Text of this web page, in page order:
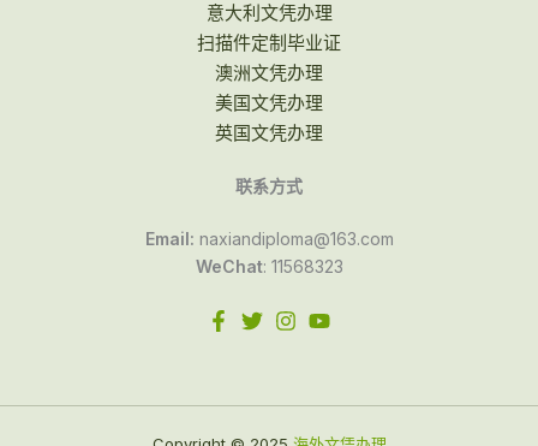
意大利文凭办理
扫描件定制毕业证
澳洲文凭办理
美国文凭办理
英国文凭办理
联系方式
Email: naxiandiploma@163.com
WeChat: 11568323